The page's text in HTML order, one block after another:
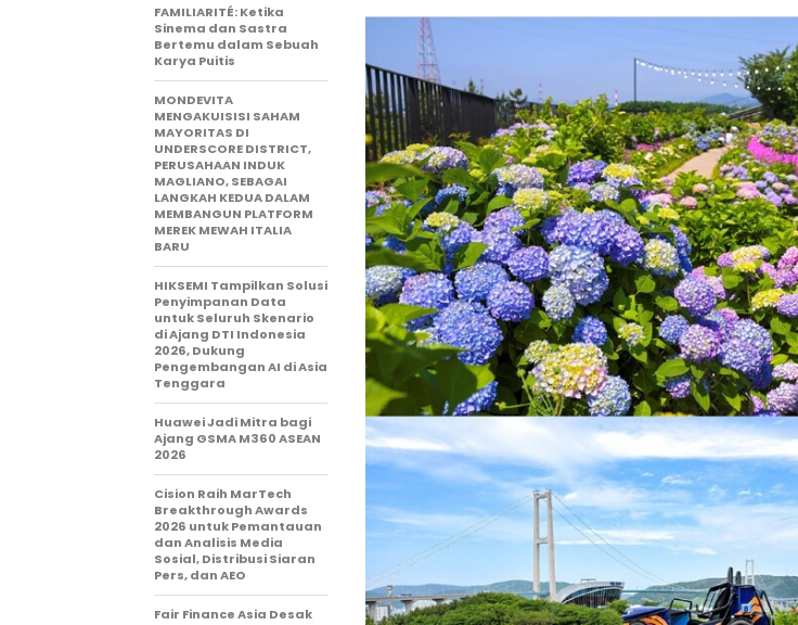
FAMILIARITÉ: Ketika
Sinema dan Sastra
Bertemu dalam Sebuah
Karya Puitis
MONDEVITA
MENGAKUISISI SAHAM
MAYORITAS DI
UNDERSCORE DISTRICT,
PERUSAHAAN INDUK
MAGLIANO, SEBAGAI
LANGKAH KEDUA DALAM
MEMBANGUN PLATFORM
MEREK MEWAH ITALIA
BARU
HIKSEMI Tampilkan Solusi
Penyimpanan Data
untuk Seluruh Skenario
di Ajang DTI Indonesia
2026, Dukung
Pengembangan AI di Asia
Tenggara
Huawei Jadi Mitra bagi
Ajang GSMA M360 ASEAN
2026
Cision Raih MarTech
Breakthrough Awards
2026 untuk Pemantauan
dan Analisis Media
Sosial, Distribusi Siaran
Pers, dan AEO
Fair Finance Asia Desak